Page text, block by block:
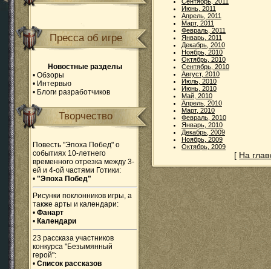
Пресса об игре
Новостные разделы
• Обзоры
• Интервью
• Блоги разработчиков
Творчество
Повесть "Эпоха Побед" о
событиях 10-летнего
временного отрезка между 3-
ей и 4-ой частями Готики:
• "Эпоха Побед"
Рисунки поклонников игры, а
также арты и календари:
• Фанарт
• Календари
23 рассказа участников
конкурса "Безымянный
герой":
• Список рассказов
Июнь, 2011
Апрель, 2011
Март, 2011
Февраль, 2011
Январь, 2011
Декабрь, 2010
Ноябрь, 2010
Октябрь, 2010
Сентябрь, 2010
Август, 2010
Июль, 2010
Июнь, 2010
Май, 2010
Апрель, 2010
Март, 2010
Февраль, 2010
Январь, 2010
Декабрь, 2009
Ноябрь, 2009
Октябрь, 2009
[ На